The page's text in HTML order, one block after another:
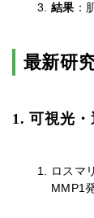
結果 ：
最新研
1. 可視光
ロスマ
MMP1